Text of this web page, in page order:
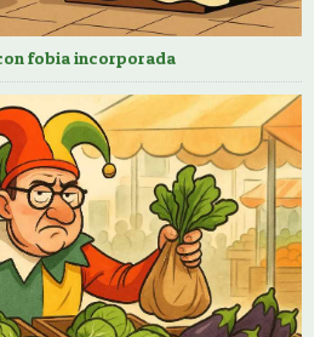
fobia incorporada